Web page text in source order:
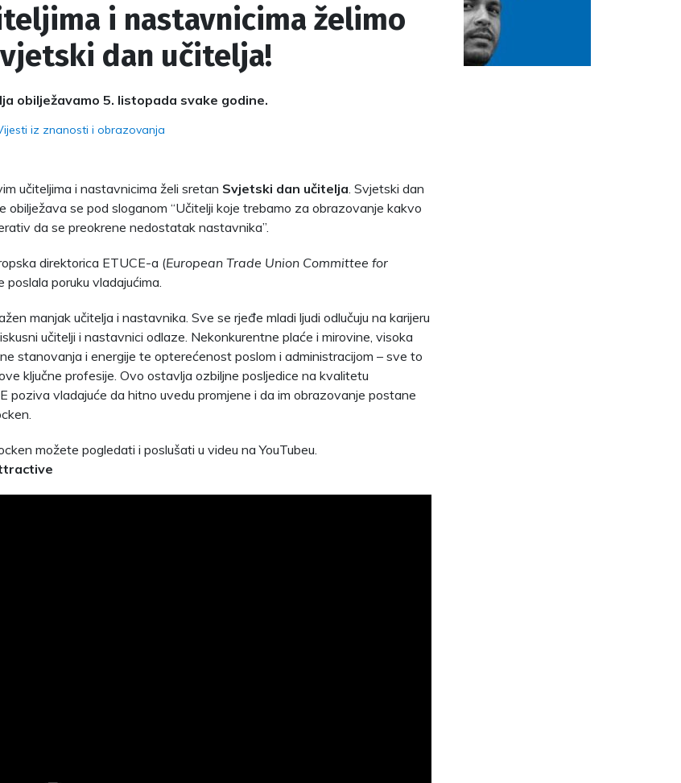
i nastavnicima želimo
dan učitelja!
obilježavamo 5. listopada svake godine.
iz znanosti i obrazovanja
učiteljima i nastavnicima želi sretan Svjetski dan učitelja. Svjetski dan
obilježava se pod sloganom “Učitelji koje trebamo za obrazovanje kakvo
da se preokrene nedostatak nastavnika”.
direktorica ETUCE-a (European Trade Union Committee for
poslala poruku vladajućima.
manjak učitelja i nastavnika. Sve se rjeđe mladi ljudi odlučuju na karijeru
učitelji i nastavnici odlaze. Nekonkurentne plaće i mirovine, visoka
stanovanja i energije te opterećenost poslom i administracijom – sve to
ključne profesije. Ovo ostavlja ozbiljne posljedice na kvalitetu
poziva vladajuće da hitno uvedu promjene i da im obrazovanje postane
možete pogledati i poslušati u videu na YouTubeu.